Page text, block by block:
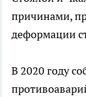
причинами,
деформации
В 2020 году